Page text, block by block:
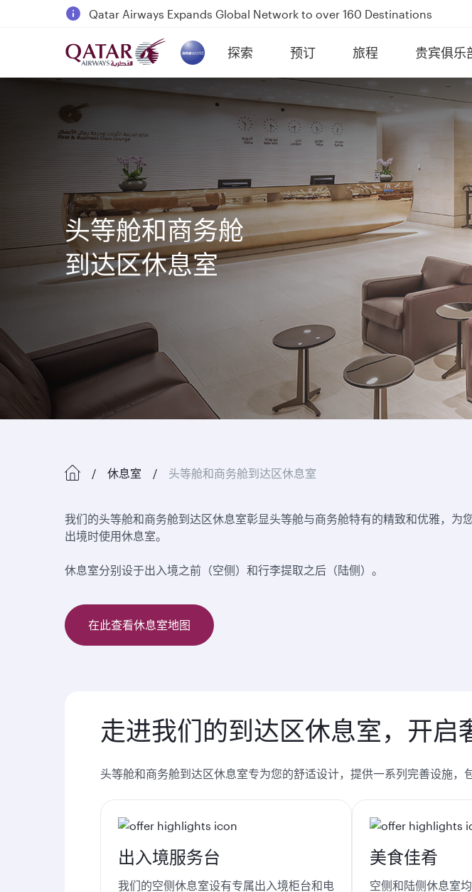
18 June 2026: Updates on Travelling with Power Banks
6 August 2026: Qatar Airways flight resumption to Bahrain (BAH), Erbil
Qatar Airways Expands Global Network to over 160 Destinations
探索
(active) 预订 旅程 贵宾俱乐
头等舱和商务舱
到达区休息室
休息室 头等舱和商务舱到达区休息室
我们的头等舱和商务舱到达区休息室彰显头等舱与商务舱特有的精致和优雅，
出境时使用休息室。
休息室分别设于出入境之前（空侧）和行李提取之后（陆侧）。
在此查看休息室地图
走进我们的到达区休息室，开启
头等舱和商务舱到达区休息室专为您的舒适设计，提供一系列完善设施，
出入境服务台
我们的空侧休息室设有专属出入境柜台和电
美食佳肴
空侧和陆侧休息室